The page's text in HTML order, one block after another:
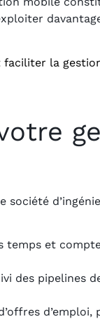
faciliter la
temps et
des pipelines
d’emploi,